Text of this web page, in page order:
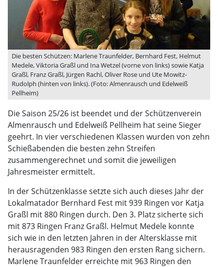
Die besten Schützen: Marlene Traunfelder, Bernhard Fest, Helmut
Medele, Viktoria Graßl und Ina Wetzel (vorne von links) sowie Katja
Graßl, Franz Graßl, Jürgen Rachl, Oliver Rose und Ute Mowitz-
Rudolph (hinten von links). (Foto: Almenrausch und Edelweiß
Pellheim)
Die Saison 25/26 ist beendet und der Schützenverein
Almenrausch und Edelweiß Pellheim hat seine Sieger
geehrt. In vier verschiedenen Klassen wurden von zehn
Schießabenden die besten zehn Streifen
zusammengerechnet und somit die jeweiligen
Jahresmeister ermittelt.
In der Schützenklasse setzte sich auch dieses Jahr der
Lokalmatador Bernhard Fest mit 939 Ringen vor Katja
Graßl mit 880 Ringen durch. Den 3. Platz sicherte sich
mit 873 Ringen Franz Graßl. Helmut Medele konnte
sich wie in den letzten Jahren in der Altersklasse mit
herausragenden 983 Ringen den ersten Rang sichern.
Marlene Traunfelder erreichte mit 963 Ringen den